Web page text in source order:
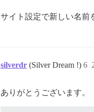
サイト設定で新しい名前
silverdr (Silver Dream !) 6
ありがとうございます。